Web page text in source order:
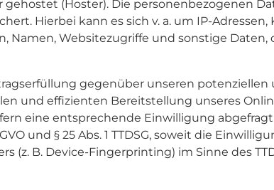
(Hoster). Die personenbezogenen
Hierbei kann es sich v. a. um IP-
Namen, Websitezugriffe und sonstige
gegenüber unseren potenziellen
und effizienten Bereitstellung unseres
eine entsprechende Einwilligung
und § 25 Abs. 1 TTDSG, soweit die
(z. B. Device-Fingerprinting) im Sinne des